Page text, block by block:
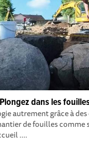
dans les
autrement grâce à
de fouilles comme
....